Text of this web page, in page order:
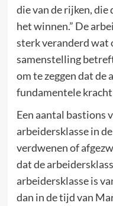
die van de rijken, die
het winnen.” De
sterk veranderd wat
samenstelling
om te zeggen dat de
fundamentele
Een aantal bastions
arbeidersklasse in
verdwenen of
dat de
arbeidersklasse is
dan in de tijd van